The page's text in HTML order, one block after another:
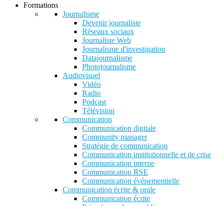
Formations
Journalisme
Devenir journaliste
Réseaux sociaux
Journaliste Web
Journalisme d'investigation
Datajournalisme
Photojournalisme
Audiovisuel
Vidéo
Radio
Podcast
Télévision
Communication
Communication digitale
Community manager
Stratégie de communication
Communication institutionnelle et de crise
Communication interne
Communication RSE
Communication événementielle
Communication écrite & orale
Communication écrite